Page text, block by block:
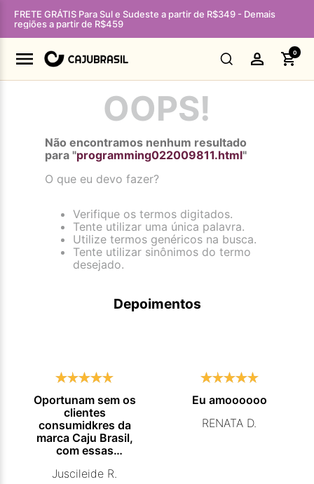
FRETE GRÁTIS Para Sul e Sudeste a partir de R$349 - Demais
regiões a partir de R$459
0
OOPS!
Não encontramos nenhum resultado
para "programming022009811.html"
O que eu devo fazer?
Verifique os termos digitados.
Tente utilizar uma única palavra.
Utilize termos genéricos na busca.
Tente utilizar sinônimos do termo
desejado.
Depoimentos
Oportunam sem os
clientes
consumidkres da
marca Caju Brasil,
com essas
promocionais de
Juscileide R.
Eu amoooooo
RENATA D.